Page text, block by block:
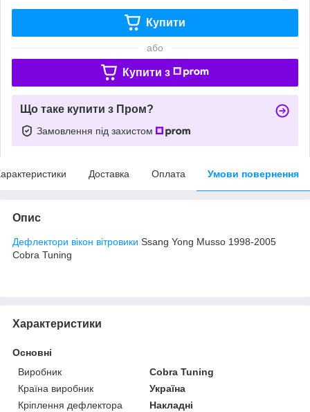
Купити
або
Купити з
Що таке купити з Пром?
Замовлення під захистом
Доставка Оплата Умови повернення
Опис
Дефлектори вікон вітровики Ssang Yong Musso 1998-2005
Cobra Tuning
Характеристики
Основні
Виробник
Cobra Tuning
Країна виробник
Україна
Кріплення дефлектора
Накладні